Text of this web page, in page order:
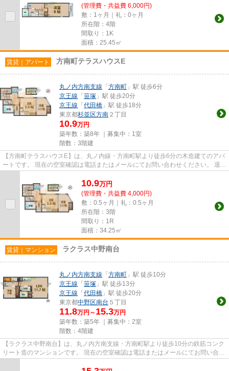
(管理費・共益費 6,000円)
敷：1ヶ月｜礼：0ヶ月
所在階：4階
間取り：1K
面積：25.45㎡
賃貸｜アパート 方南町テラスハウスE
丸ノ内方南支線 「 方南町 」駅 徒歩6分
京王線 「 笹塚 」駅 徒歩20分
京王線 「 代田橋 」駅 徒歩18分
東京都杉並区方南 ２丁目
10.9万円
築年数：築8年 ｜募集中： 1室
階数：3階建
【方南町テラスハウスE】は、丸ノ内線・方南町駅より徒歩6分の木造建てのアパ
ートです。 現在の空室確認は電話またはメールにてお問い合わせください。 退去
10.9万円
(管理費・共益費 4,000円)
敷：0.5ヶ月｜礼：0.5ヶ月
所在階：3階
間取り：1R
面積：34.25㎡
賃貸｜マンション ラクラス中野南台
丸ノ内方南支線 「 方南町 」駅 徒歩10分
京王線 「 笹塚 」駅 徒歩13分
京王線 「 代田橋 」駅 徒歩20分
東京都中野区南台 ５丁目
11.8万円～ 15.3万円
築年数：築5年 ｜募集中： 2室
階数：4階建
【ラクラス中野南台】は、丸ノ内方南支線・方南町駅より徒歩10分の鉄筋コンク
リート造のマンションです。 現在の空室確認は電話またはメールにてお問い合わ